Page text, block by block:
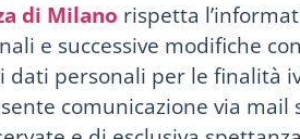
di Milano rispetta
e successive modifiche
personali per le finalità
comunicazione via